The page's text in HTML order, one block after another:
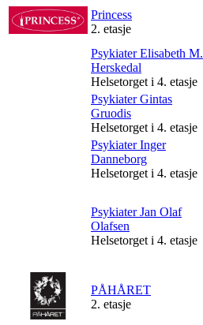
Princess
2. etasje
Psykiater Elisabeth M.
Herskedal
Helsetorget i 4. etasje
Psykiater Gintas
Gruodis
Helsetorget i 4. etasje
Psykiater Inger
Danneborg
Helsetorget i 4. etasje
Psykiater Jan Olaf
Olafsen
Helsetorget i 4. etasje
PÅHÅRET
2. etasje